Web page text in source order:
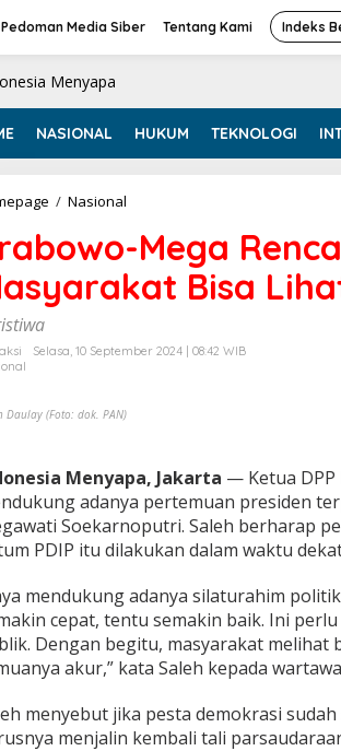
Pedoman Media Siber Tentang Kami Indeks
NASIONAL HUKUM TEKNOLOGI
/ Nasional
o
w
M
n
c
n
a
e
r
e
m
,
P
Mega
Bisa
Selasa, 10 September 2024 | 08:42 WIB
Daulay (Foto: dok. PAN)
Menyapa, Jakarta — Ketua DPP
adanya pertemuan presiden
Soekarnoputri. Saleh berharap
PDIP itu dilakukan dalam waktu
mendukung adanya silaturahim
cepat, tentu semakin baik. Ini
Dengan begitu, masyarakat
akur,” kata Saleh kepada
menyebut jika pesta demokrasi
menjalin kembali tali